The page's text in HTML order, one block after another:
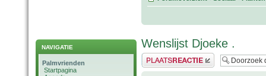
NAVIGATIE
Palmvrienden
Startpagina
Wenslijst Djoeke .
Plaats een reactie